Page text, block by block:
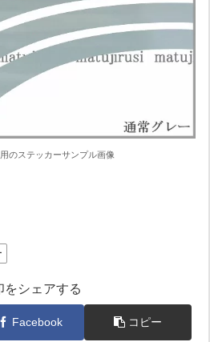
のステッカーサンプル画像
をシェアする
Facebook コピー